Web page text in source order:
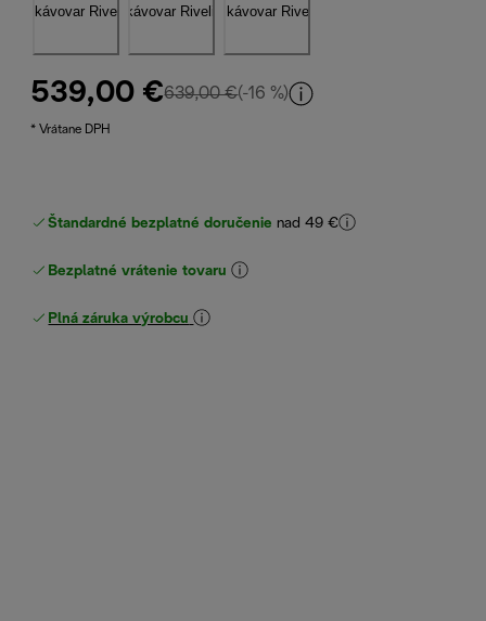
539,00 €639,00 €pôvodná cena 639,00 €
(-16 %)
* Vrátane DPH
Štandardné bezplatné doručenie nad 49 €
Bezplatné vrátenie tovaru
Plná záruka výrobcu